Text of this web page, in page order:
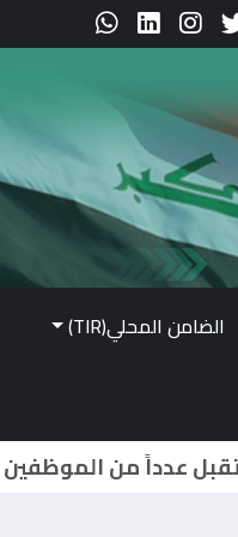
الضامن المحلي(TIR)
مدير عام النقل البري يترأس إجتماعاً لمديري أقسام الشركة وفروعها واللجان الرئيسية...